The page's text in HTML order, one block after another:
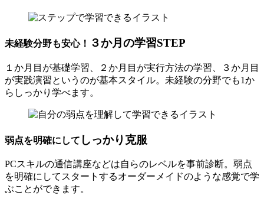
未経験分野も安心！ ３か月の学習STEP
１か月目が基礎学習、２か月目が実行方法の学習、３か月目
が実践演習というのが基本スタイル。未経験の分野でも1か
らしっかり学べます。
弱点を明確にして しっかり克服
PCスキルの通信講座などは自らのレベルを事前診断。弱点
を明確にしてスタートするオーダーメイドのような感覚で学
ぶことができます。